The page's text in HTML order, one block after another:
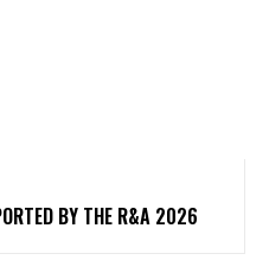
BY THE R&A 2026